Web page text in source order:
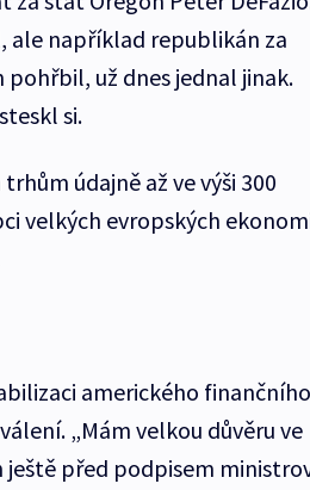
například republikán za
už dnes jednal jinak.
si.
údajně až ve výši 300
velkých evropských
amerického finančního
„Mám velkou důvěru ve
ještě před podpisem